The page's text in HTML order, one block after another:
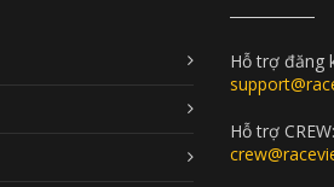
Hỗ trợ đăng
Hỗ trợ CREW: